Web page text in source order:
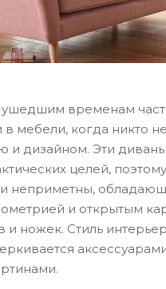
ушедшим временам
мебели, когда никто
и дизайном. Эти
целей,
неприметны,
и открытым
и ножек. Стиль